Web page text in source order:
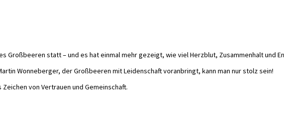
Großbeeren statt – und es hat einmal mehr gezeigt, wie viel Herzblut, Zusammenhalt und
Wonneberger, der Großbeeren mit Leidenschaft voranbringt, kann man nur stolz sein!
von Vertrauen und Gemeinschaft.